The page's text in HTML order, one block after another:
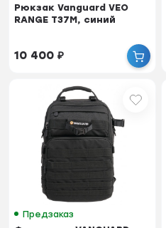
Рюкзак Vanguard VEO
RANGE T37M, синий
10 400₽
Предзаказ